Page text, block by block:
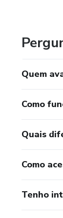
Quem
Como
Quais
Como
Tenho